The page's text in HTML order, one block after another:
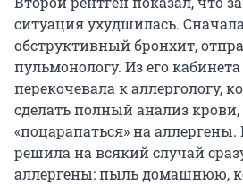
ситуация ухудшилась.
обструктивный бронхит,
пульмонологу. Из его
перекочевала к аллергологу,
сделать полный анализ
«поцарапаться» на
решила на всякий случай
аллергены: пыль домашнюю,